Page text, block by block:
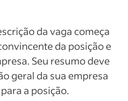
da vaga começa
da posição e
Seu resumo deve
geral da sua empresa
a posição.